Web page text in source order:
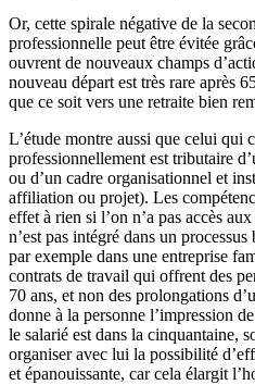
Or, cette spirale négative de la
professionnelle peut être évitée
ouvrent de nouveaux champs
nouveau départ est très rare après
que ce soit vers une retraite bien
L’étude montre aussi que celui qui
professionnellement est tributaire
ou d’un cadre organisationnel et
affiliation ou projet). Les
effet à rien si l’on n’a pas accès
n’est pas intégré dans un
par exemple dans une entreprise
contrats de travail qui offrent des
70 ans, et non des prolongations
donne à la personne l’impression
le salarié est dans la cinquantaine,
organiser avec lui la possibilité
et épanouissante, car cela élargit